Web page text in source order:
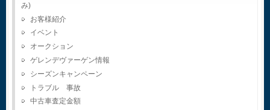
み)
お客様紹介
イベント
オークション
ゲレンデヴァーゲン情報
シーズンキャンペーン
トラブル 事故
中古車査定金額